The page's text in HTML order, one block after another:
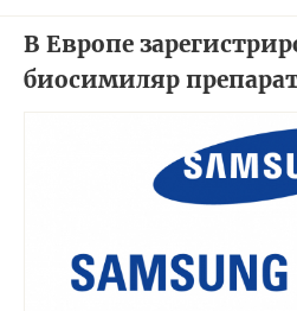
В Европе
биосимиляр